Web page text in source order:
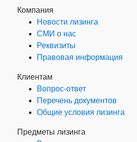
Компания
Новости лизинга
СМИ о нас
Реквизиты
Правовая информация
Клиентам
Вопрос-ответ
Перечень документов
Общие условия лизинга
Предметы лизинга